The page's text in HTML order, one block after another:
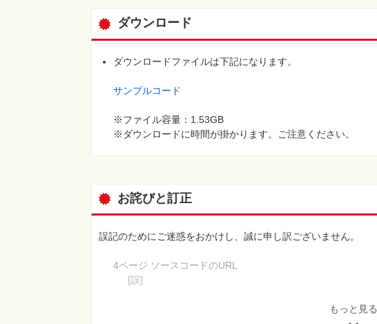
リアルタイムシャドウ（Real Time Shadow）
Projectorを用いた影
Planeメッシュを利用した影
Chapter 05 発射体の制作とサウンドエフェクト
Rigidbodyコンポーネント
Colliderコンポーネント
弾丸発射軌跡エフェクトを作成する
Particleを活用する
弾丸の入射角応用
爆発エフェクトおよび爆発力の生成
サウンド ? Audio Source、Audio Listener
発砲炎エフェクト ? Muzzle Flash
ダウンロード
ダウンロードファイルは下記になります。
サンプルコード
※ファイル容量：1.53GB
※ダウンロードに時間が掛かります。ご注意ください。
お詫びと訂正
誤記のためにご迷惑をおかけし、誠に申し訳ございません。
4ページ ソースコードのURL
[誤]
もっと見る